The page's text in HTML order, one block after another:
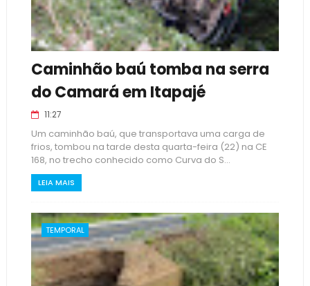
Caminhão baú tomba na serra
do Camará em Itapajé
11:27
Um caminhão baú, que transportava uma carga de
frios, tombou na tarde desta quarta-feira (22) na CE
168, no trecho conhecido como Curva do S...
LEIA MAIS
TEMPORAL